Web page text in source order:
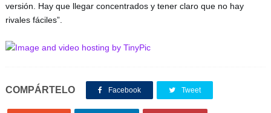
versión. Hay que llegar concentrados y tener claro que no hay
rivales fáciles”.
COMPÁRTELO Facebook Tweet